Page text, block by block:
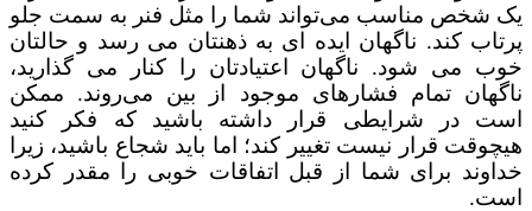
یک شخص مناسب می‌تواند شما را مثل فنر به سمت جلو
پرتاب کند. ناگهان ایده ‌ای به ذهنتان می رسد و حالتان
خوب می شود. ناگهان اعتیادتان را کنار می‌ گذارید،
ناگهان تمام فشارهای موجود از بین می‌روند. ممکن
است در شرایطی قرار داشته باشید که فکر کنید
هیچوقت قرار نیست تغییر کند؛ اما باید شجاع باشید، زیرا
خداوند برای شما از قبل اتفاقات خوبی را مقدر کرده
است.